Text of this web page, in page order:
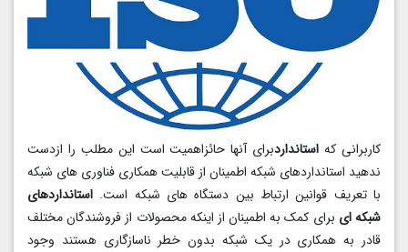
کاربرانی که استانداردبرای آنها حائزاهمیت است این مطلب را ازدست
ندهید استانداردهای شبکه اطمینان از قابلیت همکاری فناوری های شبکه
با تعریف قوانین ارتباط بین دستگاه های شبکه است. استانداردهای
شبکه ایبرای کمک به اطمینان از اینکه محصولات از فروشندگان مختلف
قادر به همکاری در یک شبکه بدون خطر ناسازگاری هستند وجود